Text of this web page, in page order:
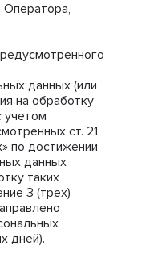
данных (или
на обработку
учетом
ст. 21
по достижении
данных
таких
3 (трех)
дней).